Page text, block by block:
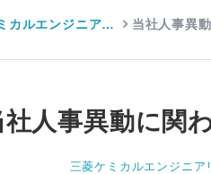
カルエンジニア… 当社人事異
社人事異動に関
三菱ケミカルエンジニア